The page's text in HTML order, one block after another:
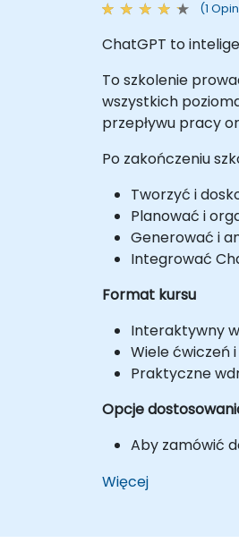
(1
ChatGPT to
To szkolenie
wszystkich
przepływu pracy
Po zakończeniu
Tworzyć i
Planować i
Generować i
Integrować
Format kursu
Interaktywny
Wiele ćwiczeń
Praktyczne
Opcje
Aby zamówić
Więcej